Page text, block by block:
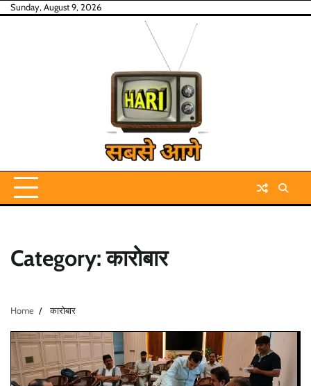
SkipSunday, August 9, 2026
Category:कारोबार
Home कारोबार